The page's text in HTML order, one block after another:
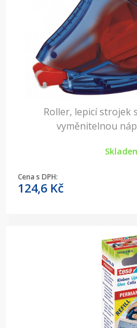
Roller, lepicí strojek
vyměnitelnou
Cena s DPH:
124,6 Kč